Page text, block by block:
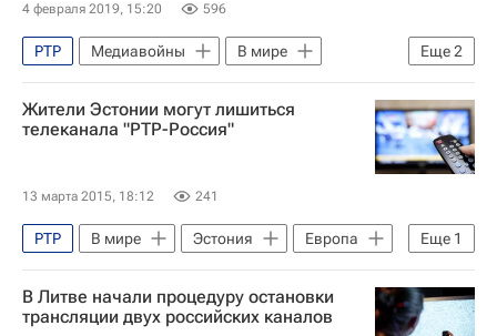
4 февраля 2019, 15:20 596
Еще2
РТР Медиавойны
В мире
Латвия
Россия
Жители Эстонии могут лишиться
телеканала "РТР-Россия"
13 марта 2015, 18:12 241
Еще 1
РТР В мире Эстония
Европа
Весь мир
В Литве начали процедуру остановки
трансляции двух российских каналов